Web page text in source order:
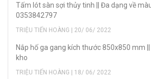
Tấm lót sàn sợi thủy tinh || Đa dạng về
0353842797
TRIỆU TIẾN HOÀNG | 20/ 06/ 2022
Nắp hố ga gang kích thước 850x850 mm
kho
TRIỆU TIẾN HOÀNG | 18/ 06/ 2022